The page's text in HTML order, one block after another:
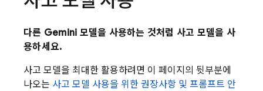
다른 Gemini 모델을 사용하는 것처럼 사고 모델을 사
용하세요.
사고 모델을 최대한 활용하려면 이 페이지의 뒷부분에
나오는 사고 모델 사용을 위한 권장사항 및 프롬프트 안